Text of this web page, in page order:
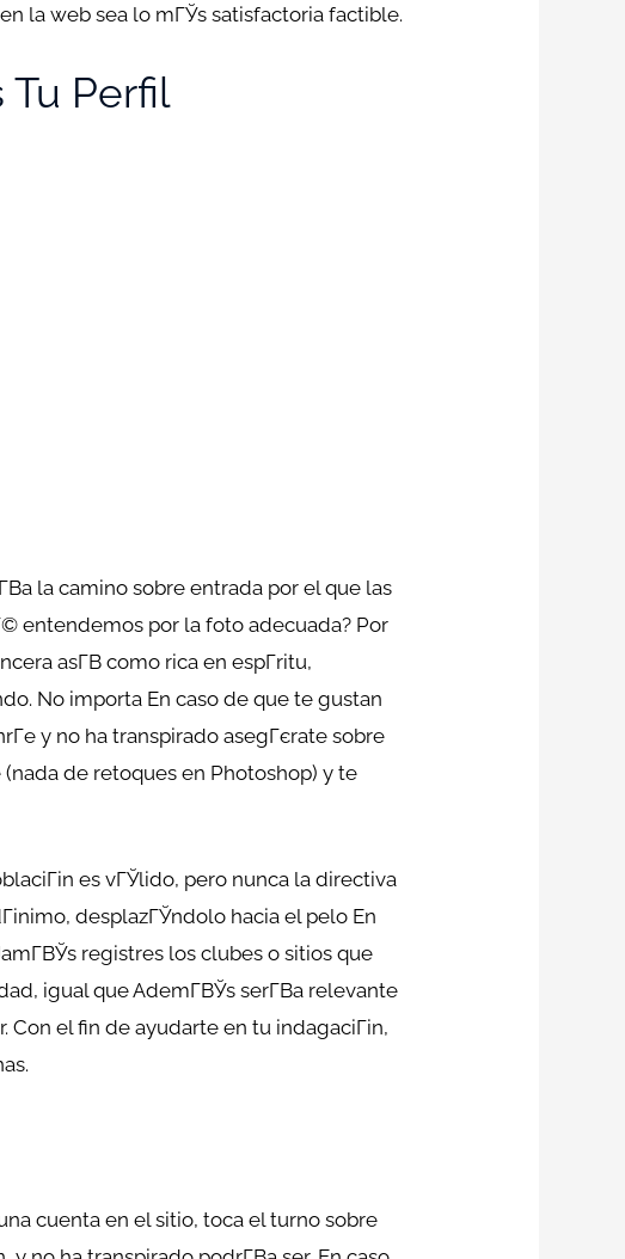
la web sea lo mГЎs satisfactoria factible.
Tu Perfil
la camino sobre entrada por el que las
entendemos por la foto adecuada? Por
asГ­В­ como rica en espГ­ritu,
No importa En caso de que te gustan
y no ha transpirado asegГєrate sobre
de retoques en Photoshop) y te
es vГЎlido, pero nunca la directiva
desplazГЎndolo hacia el pelo En
registres los clubes o sitios que
igual que AdemГ­ВЎs serГ­В­a relevante
el fin de ayudarte en tu indagaciГіn,
cuenta en el sitio, toca el turno sobre